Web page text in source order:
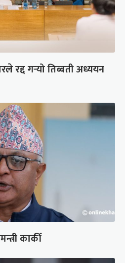
रद्द गर्‍यो तिब्बती अध्ययन
कार्की